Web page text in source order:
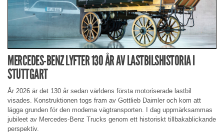
MERCEDES-BENZ LYFTER 130 ÅR AV LASTBILSHISTORIA I
STUTTGART
År 2026 är det 130 år sedan världens första motoriserade lastbil
visades. Konstruktionen togs fram av Gottlieb Daimler och kom att
lägga grunden för den moderna vägtransporten. I dag uppmärksammas
jubileet av Mercedes-Benz Trucks genom ett historiskt tillbakablickande
perspektiv.